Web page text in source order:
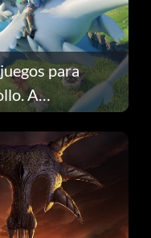
para
A
por qué.